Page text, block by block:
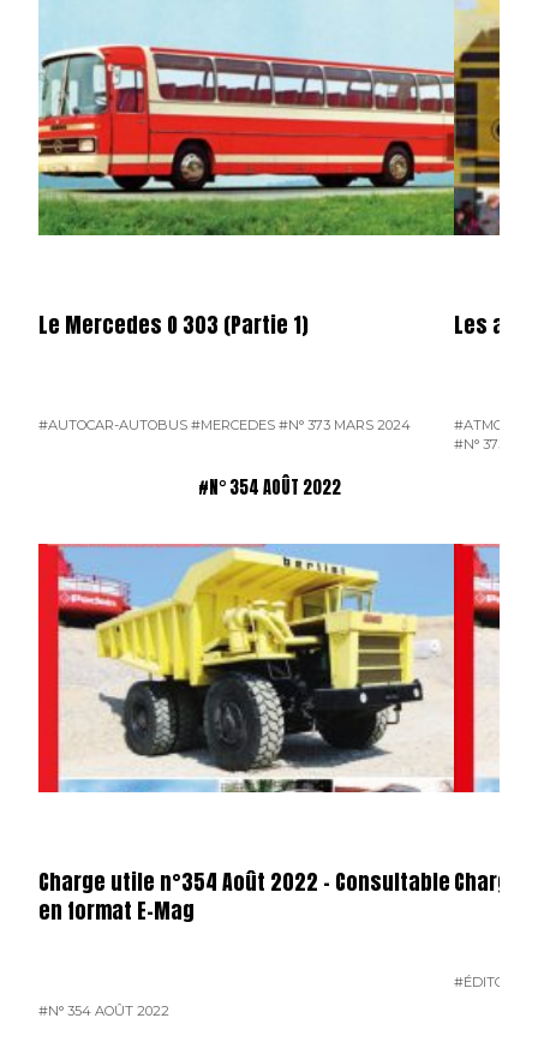
Le Mercedes O 303 (Partie 1)
#AUTOCAR-AUTOBUS #MERCEDES #N° 373 MARS 2024
Les
#N° 373
#N° 354 AOÛT 2022
Charge utile n°354 Août 2022 – Consultable
en format E-Mag
#N° 354 AOÛT 2022
Charge
#ÉDITO